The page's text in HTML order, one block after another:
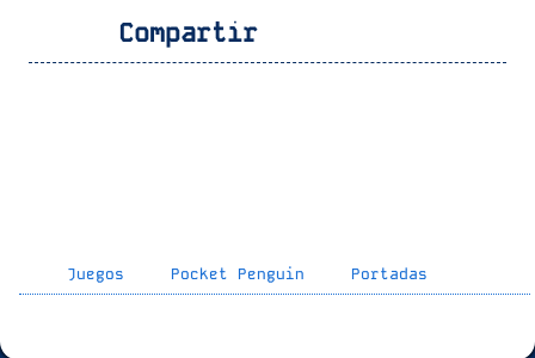
Compartir
Juegos Pocket Penguin Portadas